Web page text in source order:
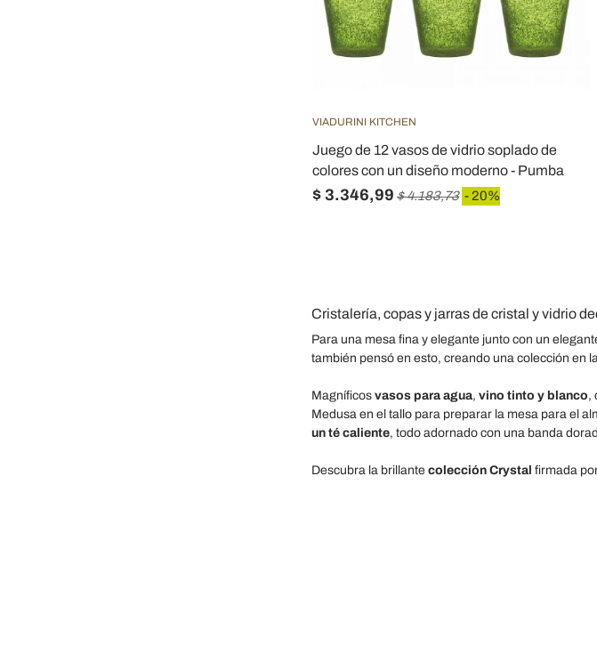
VIADURINI KITCHEN
Juego de 12 vasos de vidrio soplado de
colores con un diseño moderno - Pumba
$ 3.346,99 $ 4.183,73 - 20%
Cristalería, copas y jarras de cristal y vidrio
Para una mesa fina y elegante junto con un
también pensó en esto, creando una colección en
Magníficos vasos para agua, vino tinto y blanco,
Medusa en el tallo para preparar la mesa para el
un té caliente, todo adornado con una banda
Descubra la brillante colección Crystal firmada